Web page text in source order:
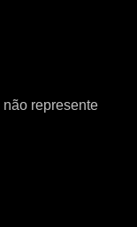
represente